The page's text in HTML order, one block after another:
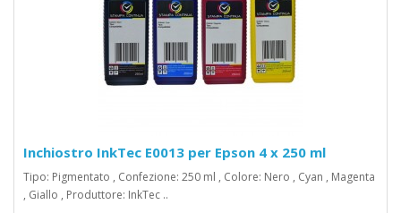
Inchiostro InkTec E0013 per Epson 4 x 250 ml
Tipo: Pigmentato , Confezione: 250 ml , Colore: Nero , Cyan , Magenta
, Giallo , Produttore: InkTec ..